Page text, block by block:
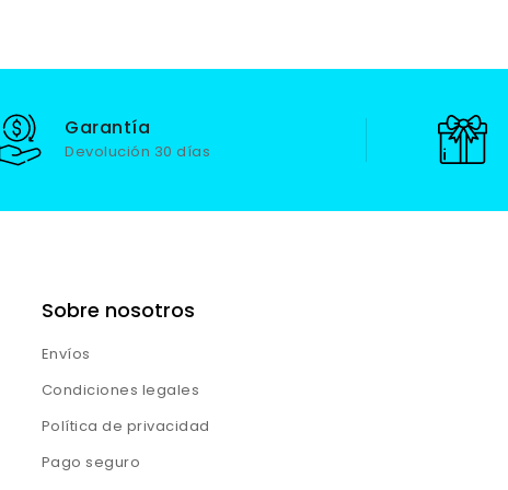
Garantía
Devolución 30 días
Sobre nosotros
Envíos
Condiciones legales
Política de privacidad
Pago seguro